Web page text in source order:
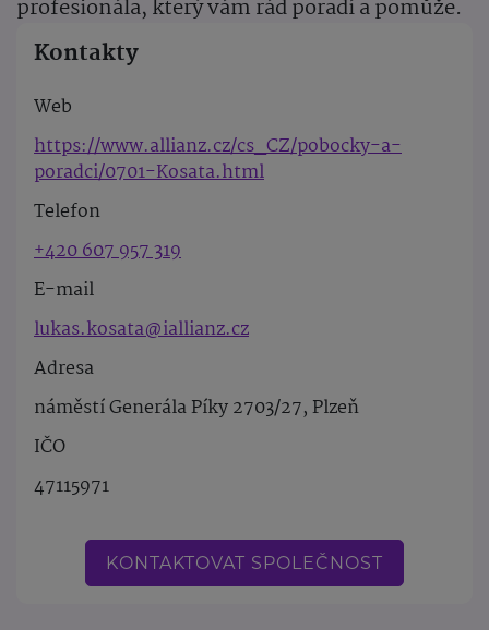
profesionála, který vám rád poradí a pomůže.
Kontakty
Web
https://www.allianz.cz/cs_CZ/pobocky-a-
poradci/0701-Kosata.html
Telefon
+420 607 957 319
E-mail
lukas.kosata@iallianz.cz
Adresa
náměstí Generála Píky 2703/27, Plzeň
IČO
47115971
KONTAKTOVAT SPOLEČNOST